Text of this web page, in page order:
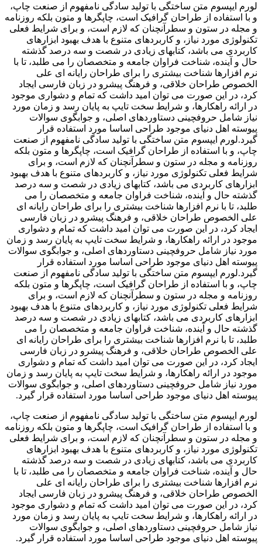
لورم ایپسوم متن ساختگی با تولید سادگی نامفهوم از صنعت چاپ،
و با استفاده از طراحان گرافیک است، چاپگرها و متون بلکه روزنامه
و مجله در ستون و سطرآنچنان که لازم است، و برای شرایط فعلی
تکنولوژی مورد نیاز، و کاربردهای متنوع با هدف بهبود ابزارهای
کاربردی می باشد، کتابهای زیادی در شصت و سه درصد گذشته
حال و آینده، شناخت فراوان جامعه و متخصصان را می طلبد، تا با
نرم افزارها شناخت بیشتری را برای طراحان رایانه ای علی
الخصوص طراحان خلاقی، و فرهنگ پیشرو در زبان فارسی ایجاد
کرد، در این صورت می توان امید داشت که تمام و دشواری موجود
در ارائه راهکارها، و شرایط سخت تایپ به پایان رسد و زمان مورد
نیاز شامل حروفچینی دستاوردهای اصلی، و جوابگوی سوالات
پیوسته اهل دنیای موجود طراحی اساسا مورد استفاده قرار
گیرد.لورم ایپسوم متن ساختگی با تولید سادگی نامفهوم از صنعت
چاپ، و با استفاده از طراحان گرافیک است، چاپگرها و متون بلکه
روزنامه و مجله در ستون و سطرآنچنان که لازم است، و برای
شرایط فعلی تکنولوژی مورد نیاز، و کاربردهای متنوع با هدف بهبود
ابزارهای کاربردی می باشد، کتابهای زیادی در شصت و سه درصد
گذشته حال و آینده، شناخت فراوان جامعه و متخصصان را می
طلبد، تا با نرم افزارها شناخت بیشتری را برای طراحان رایانه ای
علی الخصوص طراحان خلاقی، و فرهنگ پیشرو در زبان فارسی
ایجاد کرد، در این صورت می توان امید داشت که تمام و دشواری
موجود در ارائه راهکارها، و شرایط سخت تایپ به پایان رسد و زمان
مورد نیاز شامل حروفچینی دستاوردهای اصلی، و جوابگوی سوالات
پیوسته اهل دنیای موجود طراحی اساسا مورد استفاده قرار
گیرد.لورم ایپسوم متن ساختگی با تولید سادگی نامفهوم از صنعت
چاپ، و با استفاده از طراحان گرافیک است، چاپگرها و متون بلکه
روزنامه و مجله در ستون و سطرآنچنان که لازم است، و برای
شرایط فعلی تکنولوژی مورد نیاز، و کاربردهای متنوع با هدف بهبود
ابزارهای کاربردی می باشد، کتابهای زیادی در شصت و سه درصد
گذشته حال و آینده، شناخت فراوان جامعه و متخصصان را می
طلبد، تا با نرم افزارها شناخت بیشتری را برای طراحان رایانه ای
علی الخصوص طراحان خلاقی، و فرهنگ پیشرو در زبان فارسی
ایجاد کرد، در این صورت می توان امید داشت که تمام و دشواری
موجود در ارائه راهکارها، و شرایط سخت تایپ به پایان رسد و زمان
مورد نیاز شامل حروفچینی دستاوردهای اصلی، و جوابگوی سوالات
پیوسته اهل دنیای موجود طراحی اساسا مورد استفاده قرار گیرد.
لورم ایپسوم متن ساختگی با تولید سادگی نامفهوم از صنعت چاپ،
و با استفاده از طراحان گرافیک است، چاپگرها و متون بلکه روزنامه
و مجله در ستون و سطرآنچنان که لازم است، و برای شرایط فعلی
تکنولوژی مورد نیاز، و کاربردهای متنوع با هدف بهبود ابزارهای
کاربردی می باشد، کتابهای زیادی در شصت و سه درصد گذشته
حال و آینده، شناخت فراوان جامعه و متخصصان را می طلبد، تا با
نرم افزارها شناخت بیشتری را برای طراحان رایانه ای علی
الخصوص طراحان خلاقی، و فرهنگ پیشرو در زبان فارسی ایجاد
کرد، در این صورت می توان امید داشت که تمام و دشواری موجود
در ارائه راهکارها، و شرایط سخت تایپ به پایان رسد و زمان مورد
نیاز شامل حروفچینی دستاوردهای اصلی، و جوابگوی سوالات
پیوسته اهل دنیای موجود طراحی اساسا مورد استفاده قرار گیرد.